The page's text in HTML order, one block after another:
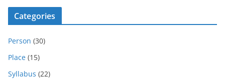
Categories
Person (30)
Place (15)
Syllabus (22)